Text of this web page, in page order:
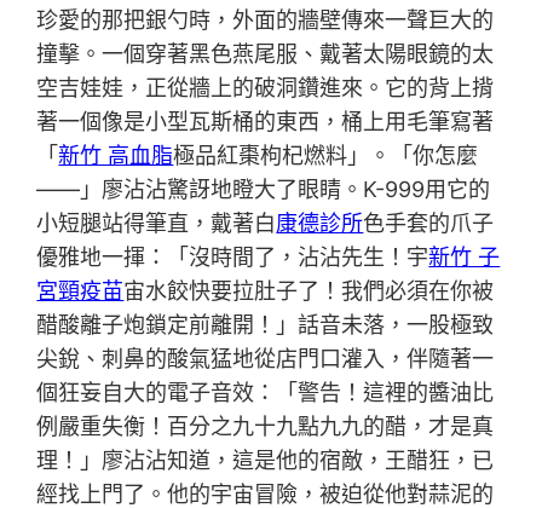
珍愛的那把銀勺時，外面的牆壁傳來一聲巨大的
撞擊。一個穿著黑色燕尾服、戴著太陽眼鏡的太
空吉娃娃，正從牆上的破洞鑽進來。它的背上揹
著一個像是小型瓦斯桶的東西，桶上用毛筆寫著
「新竹 高血脂極品紅棗枸杞燃料」。「你怎麼
——」廖沾沾驚訝地瞪大了眼睛。K-999用它的
小短腿站得筆直，戴著白康德診所色手套的爪子
優雅地一揮：「沒時間了，沾沾先生！宇新竹 子
宮頸疫苗宙水餃快要拉肚子了！我們必須在你被
醋酸離子炮鎖定前離開！」話音未落，一股極致
尖銳、刺鼻的酸氣猛地從店門口灌入，伴隨著一
個狂妄自大的電子音效：「警告！這裡的醬油比
例嚴重失衡！百分之九十九點九九的醋，才是真
理！」廖沾沾知道，這是他的宿敵，王醋狂，已
經找上門了。他的宇宙冒險，被迫從他對蒜泥的